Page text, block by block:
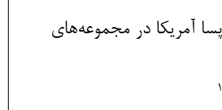
پسا آمریکا در مجموعه‌های